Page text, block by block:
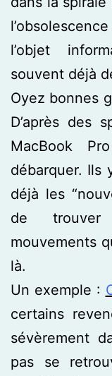
l’objet
souvent déjà
Oyez bonnes
D’après des
MacBook
débarquer. Ils
déjà les
de
mouvements
là.
Un exemple :
certains
sévèrement
pas se